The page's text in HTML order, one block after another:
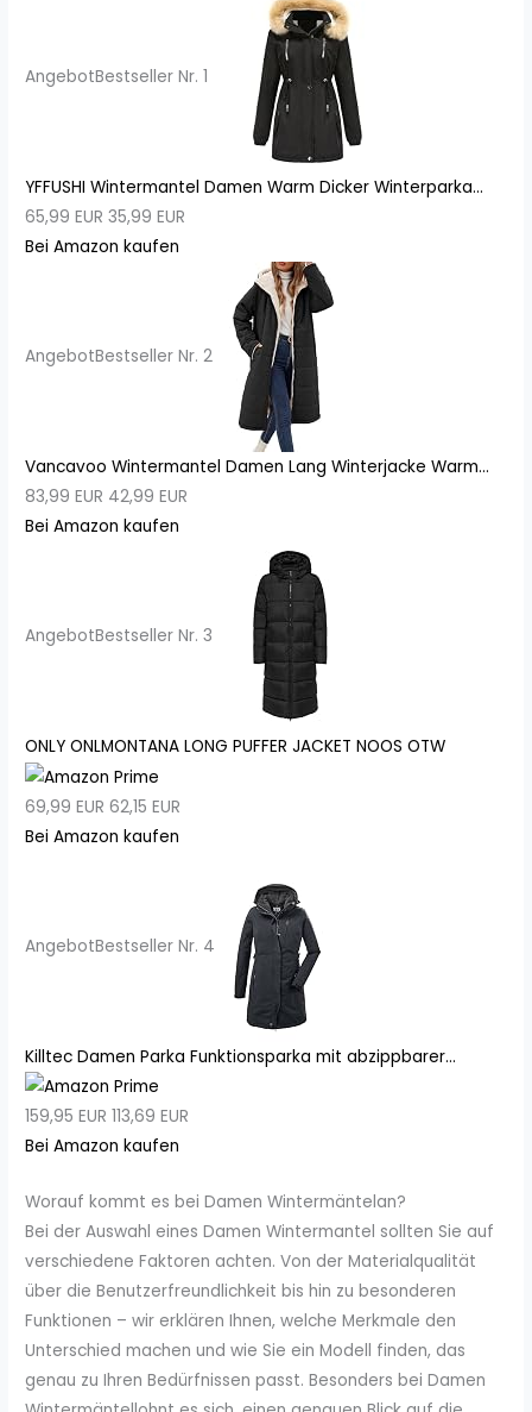
AngebotBestseller Nr. 1
YFFUSHI Wintermantel Damen Warm Dicker Winterparka...
65,99 EUR 35,99 EUR
Bei Amazon kaufen
AngebotBestseller Nr. 2
Vancavoo Wintermantel Damen Lang Winterjacke Warm...
83,99 EUR 42,99 EUR
Bei Amazon kaufen
AngebotBestseller Nr. 3
ONLY ONLMONTANA LONG PUFFER JACKET NOOS OTW
69,99 EUR 62,15 EUR
Bei Amazon kaufen
AngebotBestseller Nr. 4
Killtec Damen Parka Funktionsparka mit abzippbarer...
159,95 EUR 113,69 EUR
Bei Amazon kaufen
Worauf kommt es bei Damen Wintermäntelan?
Bei der Auswahl eines Damen Wintermantel sollten Sie auf
verschiedene Faktoren achten. Von der Materialqualität
über die Benutzerfreundlichkeit bis hin zu besonderen
Funktionen – wir erklären Ihnen, welche Merkmale den
Unterschied machen und wie Sie ein Modell finden, das
genau zu Ihren Bedürfnissen passt. Besonders bei Damen